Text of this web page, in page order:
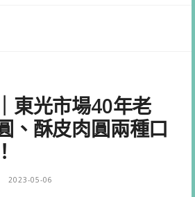
東光市場40年老
、酥皮肉圓兩種口
2023-05-06